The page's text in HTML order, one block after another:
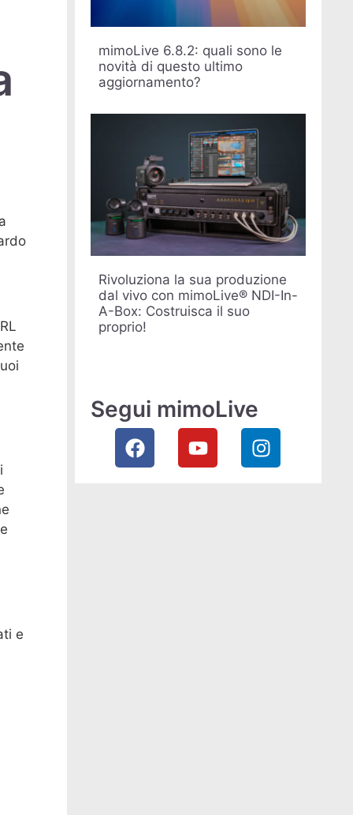
e
mimoLive 6.8.2: quali sono le
novità di questo ultimo
aggiornamento?
Rivoluziona la sua produzione
dal vivo con mimoLive® NDI-In-
A-Box: Costruisca il suo
proprio!
Segui mimoLive